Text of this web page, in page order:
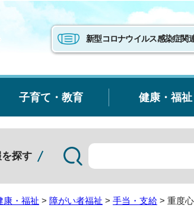
新型コロナウイルス感染症関
子育て・教育 健康・福祉
探す
康・福祉 > 障がい者福祉 > 手当・支給 > 重度